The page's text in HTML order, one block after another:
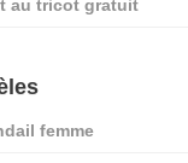
au tricot gratuit
femme